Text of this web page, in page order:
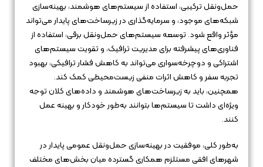
حمل‌ونقل ترکیبی، استفاده از سیستم‌های هوشمند، بهینه‌سازی
شبکه‌های موجود، و سرمایه‌گذاری در زیرساخت‌های پایدار می‌تواند
مؤثر واقع شود. توسعه سیستم‌های حمل‌ونقل برقی، استفاده از
فناوری‌های پیشرفته برای مدیریت ترافیک، و تقویت سیستم‌های
اشتراکی و دوچرخه‌سواری می‌تواند به کاهش فشار ترافیکی، بهبود
تجربه سفر و کاهش اثرات منفی زیست‌محیطی کمک کند.
همچنین، باید به زیرساخت‌های هوشمند و داده‌های کلان توجه
ویژه‌ای داشت تا سیستم‌ها بتوانند به‌طور خودکار و بهینه عمل
کنند.
به‌طور کلی، موفقیت در بهینه‌سازی حمل‌ونقل عمومی پایدار در
شهرهای افقی مستلزم همکاری گسترده میان بخش‌های مختلف